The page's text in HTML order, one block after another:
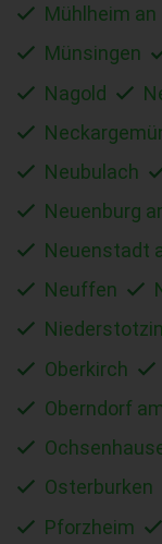
Mühlheim an
Münsingen
Nagold
Neubulach
Neuenburg
Neuenstadt
Neuffen
Oberkirch
Oberndorf
Osterburken
Pforzheim